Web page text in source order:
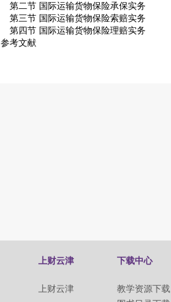
第二节 国际运输货物保险承保实务
第三节 国际运输货物保险索赔实务
第四节 国际运输货物保险理赔实务
参考文献
上财云津
上财云津
下载中心
教学资源下载